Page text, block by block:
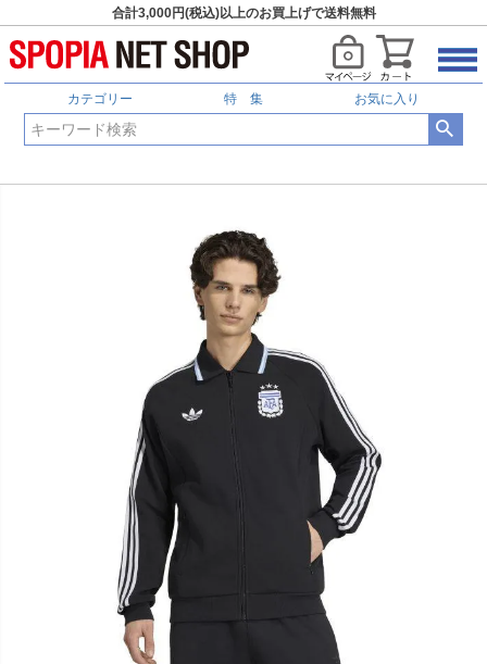
合計3,000円(税込)以上のお買上げで送料無料
カテゴリー 特 集 お気に入り